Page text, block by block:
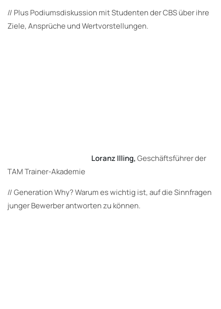
// Plus Podiumsdiskussion mit Studenten der CBS über ihre
Ziele, Ansprüche und Wertvorstellungen.
Loranz Illing,Geschäftsführer der
TAM Trainer-Akademie
// Generation Why? Warum es wichtig ist, auf die Sinnfragen
junger Bewerber antworten zu können.